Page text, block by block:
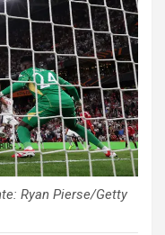
Ryan Pierse/Getty